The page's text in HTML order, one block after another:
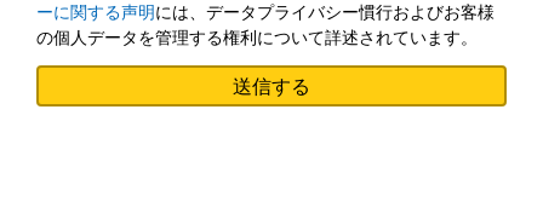
ーに関する声明には、データプライバシー慣行およびお客様
の個人データを管理する権利について詳述されています。